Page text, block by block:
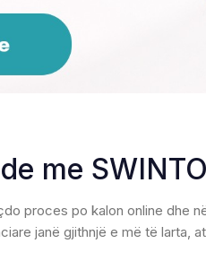
me SWINTO
proces po kalon online dhe
janë gjithnjë e më të larta,